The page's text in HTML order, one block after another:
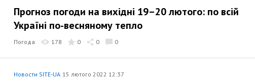
Прогноз погоди на вихідні 19–20 лютого: по всій
Україні по-весняному тепло
Погода 178 0 0 0
Новости SITE-UA 15 лютого 2022 12:37